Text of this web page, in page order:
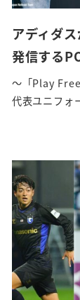
アディダ
発信する
～「Play
代表ユニフ